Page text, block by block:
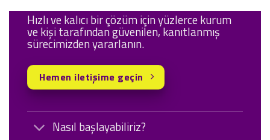
Nasıl başlayabiliriz?
Hızlı ve kalıcı bir çözüm için yüzlerce kurum
ve kişi tarafından güvenilen, kanıtlanmış
sürecimizden yararlanın.
Hemen iletişime geçin